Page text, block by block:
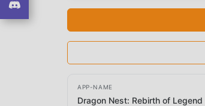
APP-NAME
Dragon Nest: Rebirth of Legend